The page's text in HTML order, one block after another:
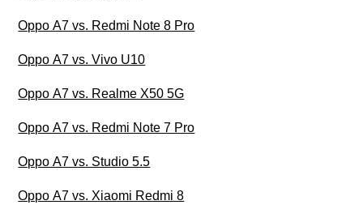
Oppo A7 vs. Redmi Note 8 Pro
Oppo A7 vs. Vivo U10
Oppo A7 vs. Realme X50 5G
Oppo A7 vs. Redmi Note 7 Pro
Oppo A7 vs. Studio 5.5
Oppo A7 vs. Xiaomi Redmi 8